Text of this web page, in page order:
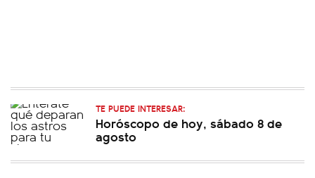
TE PUEDE INTERESAR:
Horóscopo de hoy, sábado 8 de
agosto